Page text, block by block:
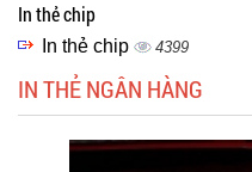
In thẻ chip
In thẻ chip 4399
IN THẺ NGÂN HÀNG